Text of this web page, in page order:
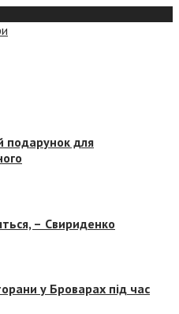
подарунок для
– Свириденко
у Броварах під час